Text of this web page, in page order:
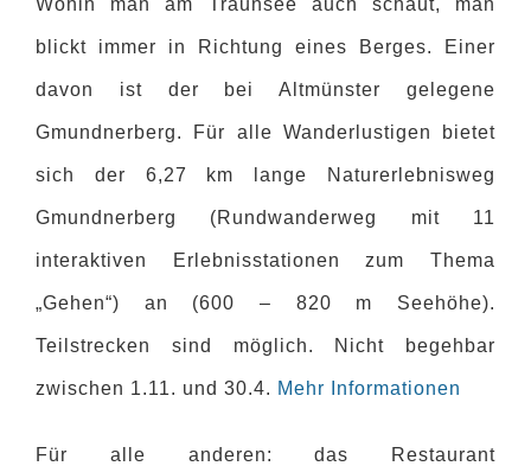
blickt immer in Richtung eines Berges. Einer
davon ist der bei Altmünster gelegene
Gmundnerberg. Für alle Wanderlustigen bietet
sich der 6,27 km lange Naturerlebnisweg
Gmundnerberg (Rundwanderweg mit 11
interaktiven Erlebnisstationen zum Thema
„Gehen“) an (600 – 820 m Seehöhe).
Teilstrecken sind möglich. Nicht begehbar
zwischen 1.11. und 30.4. Mehr Informationen
Für alle anderen: das Restaurant